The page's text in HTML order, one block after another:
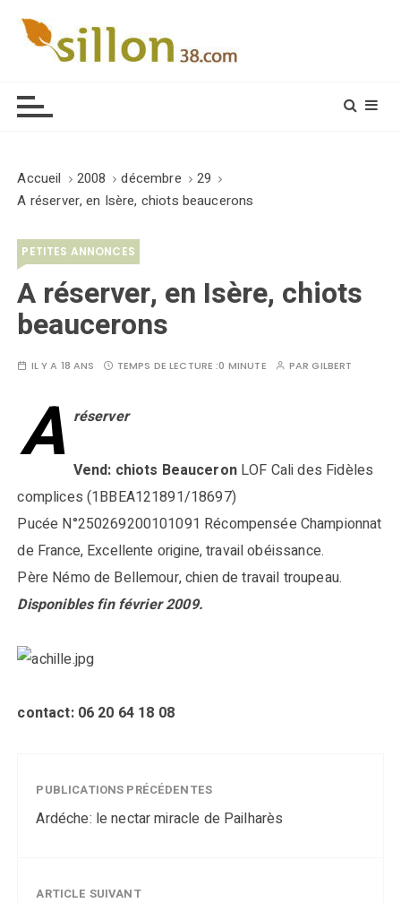
Accueil 2008 décembre
29
A réserver, en Isère, chiots beaucerons
PETITES ANNONCES
A réserver, en Isère, chiots
beaucerons
IL Y A 18 ANS TEMPS DE LECTURE :0 MINUTE PARGILBERT
A réserver
Vend: chiots BeauceronLOF Cali des Fidèles
complices (1BBEA121891/18697)
Pucée N°250269200101091 Récompensée Championnat
de France, Excellente origine, travail obéissance.
Père Némo de Bellemour, chien de travail troupeau.
Disponibles fin février 2009.
contact: 06 20 64 18 08
PUBLICATIONS PRÉCÉDENTES
Ardéche: le nectar miracle de Pailharès
ARTICLE SUIVANT